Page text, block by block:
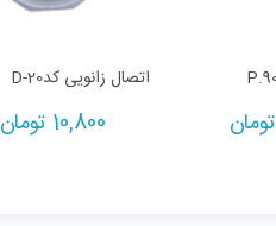
تومان
اتصال زانویی کدD-20
10,800 تومان